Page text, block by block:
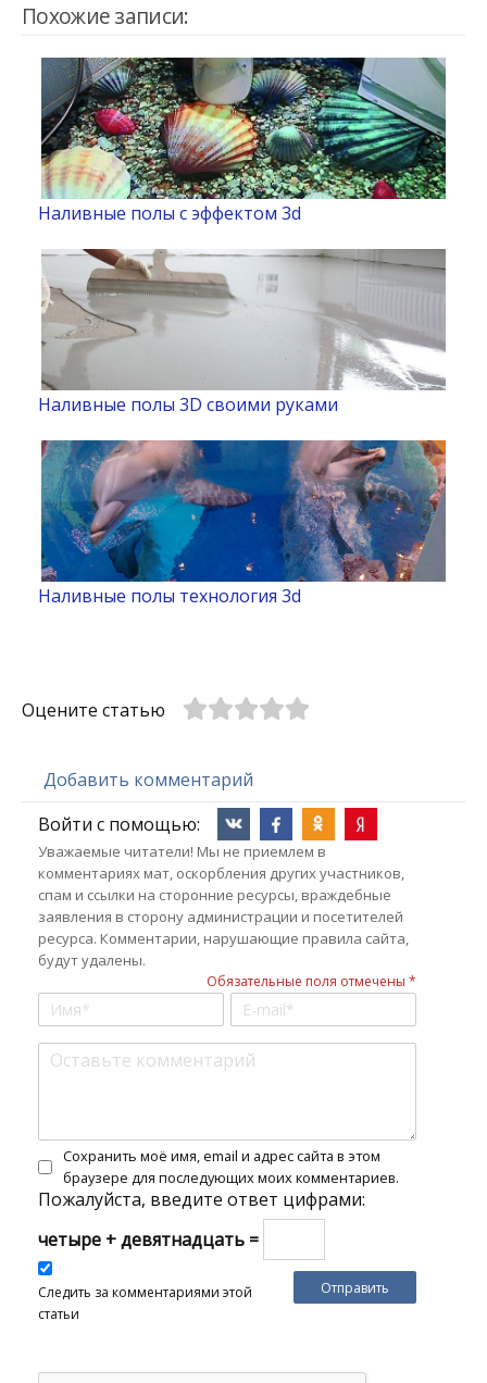
Похожие записи:
Наливные полы с эффектом 3d
Наливные полы 3D своими руками
Наливные полы технология 3d
Оцените статью
Добавить комментарий
Войти с помощью:
Уважаемые читатели! Мы не приемлем в
комментариях мат, оскорбления других участников,
спам и ссылки на сторонние ресурсы, враждебные
заявления в сторону администрации и посетителей
ресурса. Комментарии, нарушающие правила сайта,
будут удалены.
Обязательные поля отмечены *
Сохранить моё имя, email и адрес сайта в этом
браузере для последующих моих комментариев.
Пожалуйста, введите ответ цифрами:
четыре + девятнадцать =
Следить за комментариями этой
статьи